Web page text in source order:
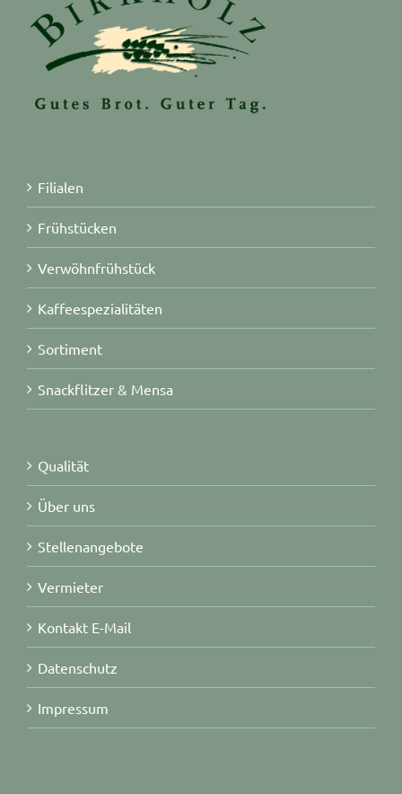
Filialen
Frühstücken
Verwöhnfrühstück
Kaffeespezialitäten
Sortiment
Snackflitzer & Mensa
Qualität
Über uns
Stellenangebote
Vermieter
Kontakt E-Mail
Datenschutz
Impressum